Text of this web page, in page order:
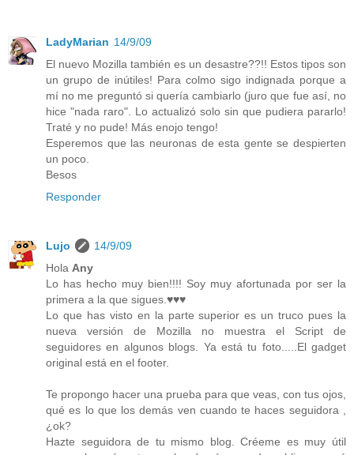
LadyMarian 14/9/09
El nuevo Mozilla también es un desastre??!! Estos tipos son
un grupo de inútiles! Para colmo sigo indignada porque a
mí no me preguntó si quería cambiarlo (juro que fue así, no
hice "nada raro". Lo actualizó solo sin que pudiera pararlo!
Traté y no pude! Más enojo tengo!
Esperemos que las neuronas de esta gente se despierten
un poco.
Besos
Responder
Lujo
14/9/09
Hola Any
Lo has hecho muy bien!!!! Soy muy afortunada por ser la
primera a la que sigues.♥♥♥
Lo que has visto en la parte superior es un truco pues la
nueva versión de Mozilla no muestra el Script de
seguidores en algunos blogs. Ya está tu foto.....El gadget
original está en el footer.
Te propongo hacer una prueba para que veas, con tus ojos,
qué es lo que los demás ven cuando te haces seguidora ,
¿ok?
Hazte seguidora de tu mismo blog. Créeme es muy útil